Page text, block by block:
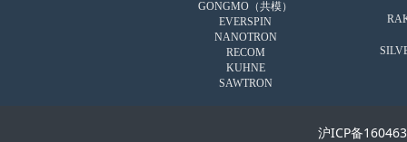
沪ICP备
GONGMO（共模）
EVERSPIN
NANOTRON
RECOM
KUHNE
SAWTRON